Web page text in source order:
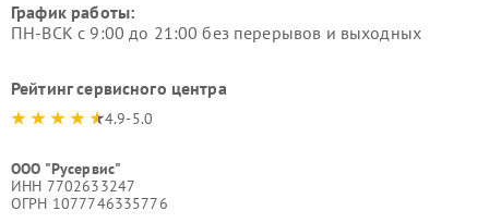
График работы:
ПН-ВСК с 9:00 до 21:00 без перерывов и выходных
Рейтинг сервисного центра
4.9-5.0
ООО "Русервис"
ИНН 7702633247
ОГРН 1077746335776